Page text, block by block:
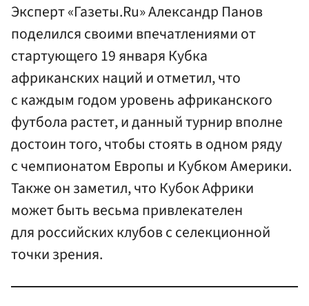
Эксперт «Газеты.Ru» Александр Панов
поделился своими впечатлениями от
стартующего 19 января Кубка
африканских наций и отметил, что
с каждым годом уровень африканского
футбола растет, и данный турнир вполне
достоин того, чтобы стоять в одном ряду
с чемпионатом Европы и Кубком Америки.
Также он заметил, что Кубок Африки
может быть весьма привлекателен
для российских клубов с селекционной
точки зрения.